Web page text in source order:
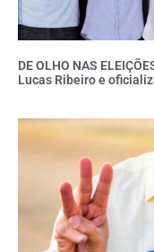
DE OLHO NAS
Lucas Ribeiro e